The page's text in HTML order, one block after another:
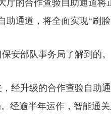
的合作查验自助通道将
通道，将全面实现“刷脸
部队事务局了解到的。
升级的合作查验自助通
经逾半年运作，智能通